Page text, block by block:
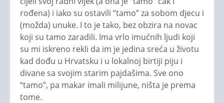
rođena) i iako su ostavili “tamo” za sobom djecu i
(možda) unuke. I to je tako, bez obzira na novac
koji su tamo zaradili. Ima vrlo imućnih ljudi koji
su mi iskreno rekli da im je jedina sreća u životu
kad dođu u Hrvatsku i u lokalnoj birtiji piju i
divane sa svojim starim pajdašima. Sve ono
“tamo”, pa makar imali milijune, ništa je prema
tome.